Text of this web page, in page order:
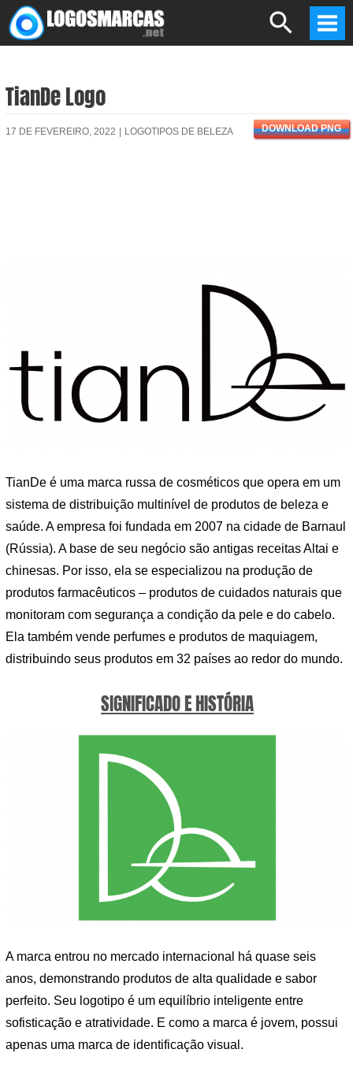
Skip
to
Search
TianDe Logo
17 DE FEVEREIRO, 2022 LOGOTIPOS DE BELEZA DOWNLOAD PNG
TianDe é uma marca russa de cosméticos que opera em um
sistema de distribuição multinível de produtos de beleza e
saúde. A empresa foi fundada em 2007 na cidade de Barnaul
(Rússia). A base de seu negócio são antigas receitas Altai e
chinesas. Por isso, ela se especializou na produção de
produtos farmacêuticos – produtos de cuidados naturais que
monitoram com segurança a condição da pele e do cabelo.
Ela também vende perfumes e produtos de maquiagem,
distribuindo seus produtos em 32 países ao redor do mundo.
SIGNIFICADO E HISTÓRIA
A marca entrou no mercado internacional há quase seis
anos, demonstrando produtos de alta qualidade e sabor
perfeito. Seu logotipo é um equilíbrio inteligente entre
sofisticação e atratividade. E como a marca é jovem, possui
apenas uma marca de identificação visual.